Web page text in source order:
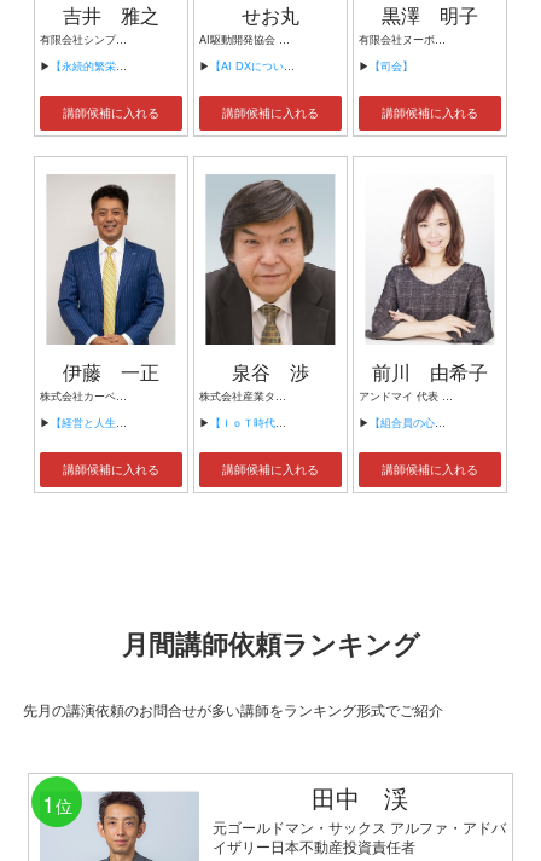
吉井 雅之
有限会社シンプルタスク 代表取締役 習慣形成コンサルタント
▶ 【永続的繁栄の組織づくり】
講師候補に入れる
せお丸
AI駆動開発協会 代表理事 サイバーフリークス株式会社 代表取締役
▶ 【AI DXについて】
講師候補に入れる
黒澤 明子
有限会社ヌーボヌール代表取締役
▶ 【司会】
講師候補に入れる
伊藤 一正
株式会社カーベル代表取締役社長 プロレスラーカーベル伊藤
▶ 【経営と人生がHappyになる3つのキーワード】
講師候補に入れる
泉谷 渉
株式会社産業タイムズ社 代表取締役会長 半導体産業新聞 特別編集委員
▶ 【ＩｏＴ時代にニッポンの製造業が一気に抜け出す！！ ～世界トップシェアのセンサーとロボットで戦え！】
講師候補に入れる
前川 由希子
アンドマイ 代表 組織活性化コンサルタント
▶ 【組合員の心をぐっと掴むコミュニケーション術～組合員が「あなたが言うなら」と動き出す３ステップ～】
講師候補に入れる
月間講師依頼ランキング
先月の講演依頼のお問合せが多い講師をランキング形式でご紹介
1 位 田中 渓
元ゴールドマン・サックス アルファ・アドバ
イザリー日本不動産投資責任者